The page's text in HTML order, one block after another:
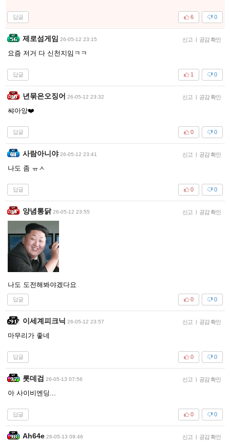
답글 0
6
제로섬게임 26-05-12 23:15 신고 | 공감 확인
요즘 저거 다 신천지임ㅋㅋ
답글 0
1
년묶은오징어 26-05-12 23:32 신고 | 공감 확인
쌰아앙❤️
답글 0
0
사람아니야 26-05-12 23:41 신고 | 공감 확인
나도 좀 ㅠㅅ
답글 0
0
양념통닭 26-05-12 23:55 신고 | 공감 확인
나도 도전해봐야겠다요
답글 0
0
이세계피크닉 26-05-12 23:57 신고 | 공감 확인
마무리가 좋네
답글 0
0
롯데검 26-05-13 07:56 신고 | 공감 확인
아 사이비엔딩...
답글 0
0
Ah64e 26-05-13 09:46 신고 | 공감 확인